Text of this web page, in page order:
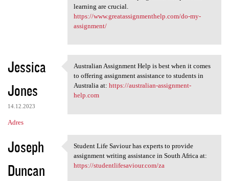
learning are crucial.
https://www.greatassignmenthelp.com/do-my-
assignment/
Jessica
Jones
14.12.2023
Adres
Australian Assignment Help is
Australian Assignment Help is best when it comes
to offering assignment assistance to students in
Australia at: https://australian-assignment-
help.com
Joseph
Duncan
Student Life Saviour has
Student Life Saviour has experts to provide
assignment writing assistance in South Africa at:
https://studentlifesaviour.com/za